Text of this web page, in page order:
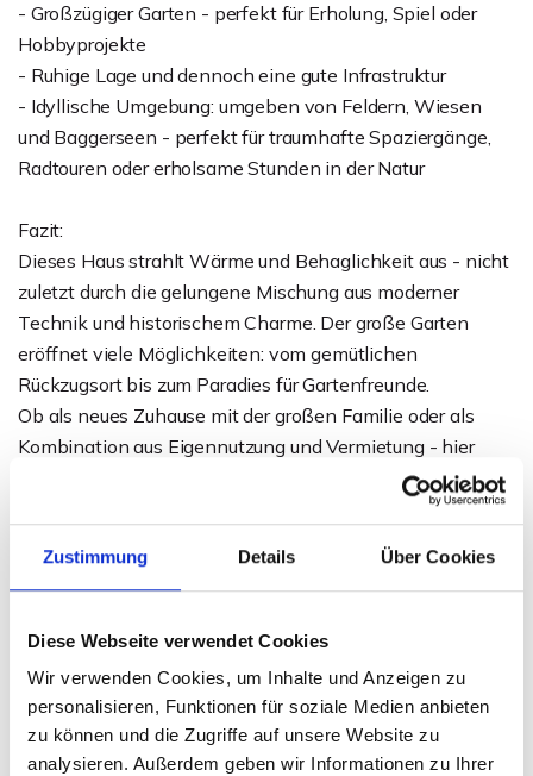
Zustimmung Details Über Cookies
Diese Webseite verwendet Cookies
Wir verwenden Cookies, um Inhalte und Anzeigen zu
personalisieren, Funktionen für soziale Medien anbieten
zu können und die Zugriffe auf unsere Website zu
analysieren. Außerdem geben wir Informationen zu Ihrer
- Großzügiger Garten - perfekt für Erholung, Spiel oder
Hobbyprojekte
- Ruhige Lage und dennoch eine gute Infrastruktur
- Idyllische Umgebung: umgeben von Feldern, Wiesen
und Baggerseen - perfekt für traumhafte Spaziergänge,
Radtouren oder erholsame Stunden in der Natur
Fazit:
Dieses Haus strahlt Wärme und Behaglichkeit aus - nicht
zuletzt durch die gelungene Mischung aus moderner
Technik und historischem Charme. Der große Garten
eröffnet viele Möglichkeiten: vom gemütlichen
Rückzugsort bis zum Paradies für Gartenfreunde.
Ob als neues Zuhause mit der großen Familie oder als
Kombination aus Eigennutzung und Vermietung - hier
können Sie Ihren Traum vom Eigenheim verwirklichen
Haben wir Ihr Interesse geweckt? Dann forden Sie gerne
Bildern an.
Ansprechpartner
Daniel Behrendt